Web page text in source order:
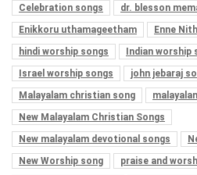
Celebration songs
dr. blesson
Enikkoru uthamageetham
Enne
hindi worship songs
Indian worship
Israel worship songs
john jebaraj
Malayalam christian song
New Malayalam Christian Songs
New malayalam devotional songs
New Worship song
praise and